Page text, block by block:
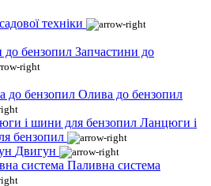
техніки
Запчастини до
Олива до бензопил
Ланцюги і
бензопил
Двигун
Паливна система